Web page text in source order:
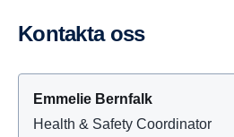
Kontakta oss
Emmelie Bernfalk
Health & Safety Coordinator